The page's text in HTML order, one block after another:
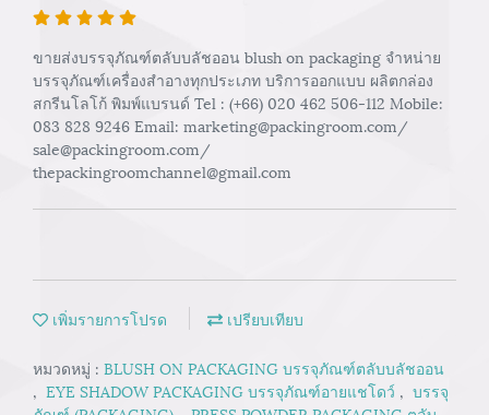
ขายส่งบรรจุภัณฑ์ตลับบลัชออน blush on packaging จำหน่าย
บรรจุภัณฑ์เครื่องสำอางทุกประเภท บริการออกแบบ ผลิตกล่อง
สกรีนโลโก้ พิมพ์แบรนด์ Tel : (+66) 020 462 506-112 Mobile:
083 828 9246 Email: marketing@packingroom.com/
sale@packingroom.com/
thepackingroomchannel@gmail.com
เพิ่มรายการโปรด เปรียบเทียบ
หมวดหมู่ : BLUSH ON PACKAGING บรรจุภัณฑ์ตลับบลัชออน
, EYE SHADOW PACKAGING บรรจุภัณฑ์อายแชโดว์ , บรรจุ